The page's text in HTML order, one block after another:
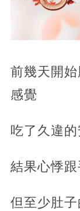
前幾天開
感覺
吃了久違的
結果心悸
但至少肚